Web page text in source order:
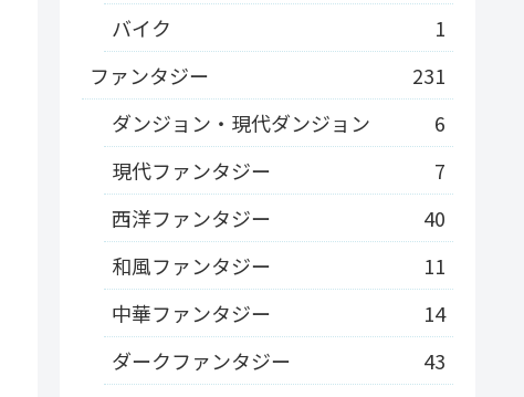
バイク
1
ファンタジー
231
ダンジョン・現代ダンジョン
6
現代ファンタジー
7
西洋ファンタジー
40
和風ファンタジー
11
中華ファンタジー
14
ダークファンタジー
43